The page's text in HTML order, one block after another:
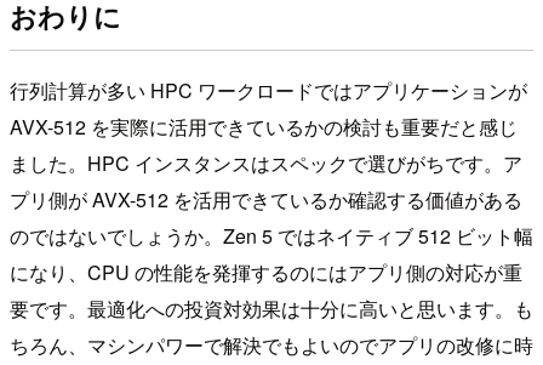
おわりに
行列計算が多い HPC ワークロードではアプリケーションが
AVX-512 を実際に活用できているかの検討も重要だと感じ
ました。HPC インスタンスはスペックで選びがちです。ア
プリ側が AVX-512 を活用できているか確認する価値がある
のではないでしょうか。Zen 5 ではネイティブ 512 ビット幅
になり、CPU の性能を発揮するのにはアプリ側の対応が重
要です。最適化への投資対効果は十分に高いと思います。も
ちろん、マシンパワーで解決でもよいのでアプリの改修に時